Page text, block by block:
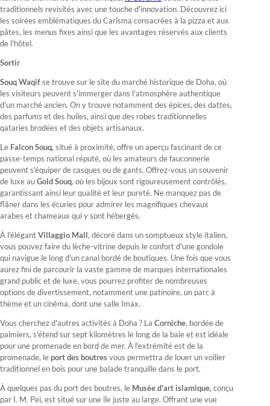
traditionnels revisités avec une touche d'innovation. Découvrez ici
les soirées emblématiques du Carisma consacrées à la pizza et aux
pâtes, les menus fixes ainsi que les avantages réservés aux clients
de l'hôtel.
Sortir
Souq Waqifse trouve sur le site du marché historique de Doha, où
les visiteurs peuvent s'immerger dans l'atmosphère authentique
d'un marché ancien. On y trouve notamment des épices, des dattes,
des parfums et des huiles, ainsi que des robes traditionnelles
qataries brodées et des objets artisanaux.
Le Falcon Souq,situé à proximité, offre un aperçu fascinant de ce
passe-temps national réputé, où les amateurs de fauconnerie
peuvent s'équiper de casques ou de gants. Offrez-vous un souvenir
de luxe auGold Souq, où les bijoux sont rigoureusement contrôlés,
garantissant ainsi leur qualité et leur pureté. Ne manquez pas de
flâner dans les écuries pour admirer les magnifiques chevaux
arabes et chameaux qui y sont hébergés.
À l'élégantVillaggio Mall, décoré dans un somptueux style italien,
vous pouvez faire du lèche-vitrine depuis le confort d'une gondole
qui navigue le long d'un canal bordé de boutiques. Une fois que vous
aurez fini de parcourir la vaste gamme de marques internationales
grand public et de luxe, vous pourrez profiter de nombreuses
options de divertissement, notamment une patinoire, un parc à
thème et un cinéma, dont une salle Imax.
Vous cherchez d'autres activités à Doha ? La Corniche, bordée de
palmiers, s'étend sur sept kilomètres le long de la baie et est idéale
pour une promenade en bord de mer. À l'extrémité est de la
promenade, le port des boutresvous permettra de louer un voilier
traditionnel en bois pour une balade tranquille dans le port.
À quelques pas du port des boutres, le Musée d'art islamique,conçu
par I. M. Pei, est situé sur une île juste au large. Offrant une vue